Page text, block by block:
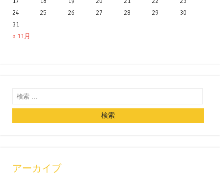
« 11月
24
25 26 27 28 29
30
31
検索
アーカイブ